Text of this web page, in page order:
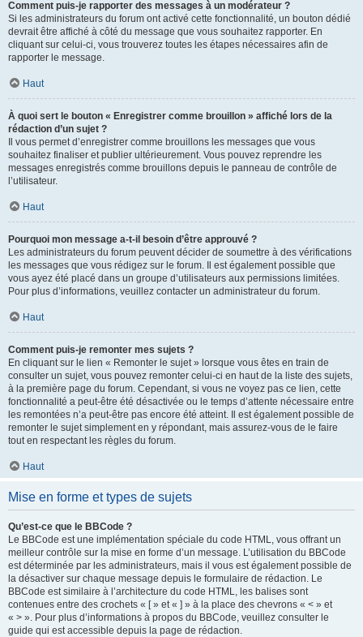
Comment puis-je rapporter des messages à un modérateur ?
Si les administrateurs du forum ont activé cette fonctionnalité, un bouton dédié
devrait être affiché à côté du message que vous souhaitez rapporter. En
cliquant sur celui-ci, vous trouverez toutes les étapes nécessaires afin de
rapporter le message.
Haut
À quoi sert le bouton « Enregistrer comme brouillon » affiché lors de la
rédaction d’un sujet ?
Il vous permet d’enregistrer comme brouillons les messages que vous
souhaitez finaliser et publier ultérieurement. Vous pouvez reprendre les
messages enregistrés comme brouillons depuis le panneau de contrôle de
l’utilisateur.
Haut
Pourquoi mon message a-t-il besoin d’être approuvé ?
Les administrateurs du forum peuvent décider de soumettre à des vérifications
les messages que vous rédigez sur le forum. Il est également possible que
vous ayez été placé dans un groupe d’utilisateurs aux permissions limitées.
Pour plus d’informations, veuillez contacter un administrateur du forum.
Haut
Comment puis-je remonter mes sujets ?
En cliquant sur le lien « Remonter le sujet » lorsque vous êtes en train de
consulter un sujet, vous pouvez remonter celui-ci en haut de la liste des sujets,
à la première page du forum. Cependant, si vous ne voyez pas ce lien, cette
fonctionnalité a peut-être été désactivée ou le temps d’attente nécessaire entre
les remontées n’a peut-être pas encore été atteint. Il est également possible de
remonter le sujet simplement en y répondant, mais assurez-vous de le faire
tout en respectant les règles du forum.
Haut
Mise en forme et types de sujets
Qu’est-ce que le BBCode ?
Le BBCode est une implémentation spéciale du code HTML, vous offrant un
meilleur contrôle sur la mise en forme d’un message. L’utilisation du BBCode
est déterminée par les administrateurs, mais il vous est également possible de
la désactiver sur chaque message depuis le formulaire de rédaction. Le
BBCode est similaire à l’architecture du code HTML, les balises sont
contenues entre des crochets « [ » et « ] » à la place des chevrons « < » et
« > ». Pour plus d’informations à propos du BBCode, veuillez consulter le
guide qui est accessible depuis la page de rédaction.